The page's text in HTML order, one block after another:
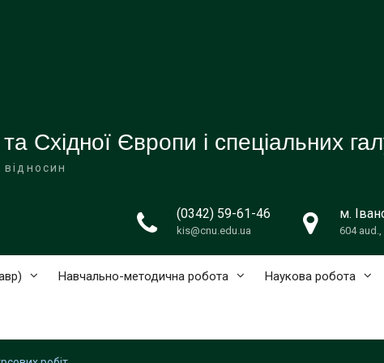
Східної Європи і спеціальних
відносин
(0342) 59-61-46
kis@cnu.edu.ua
м.
604
Навчально-методична робота Наукова робота